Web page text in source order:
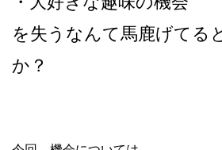
を失うなんて馬鹿げてる
か？